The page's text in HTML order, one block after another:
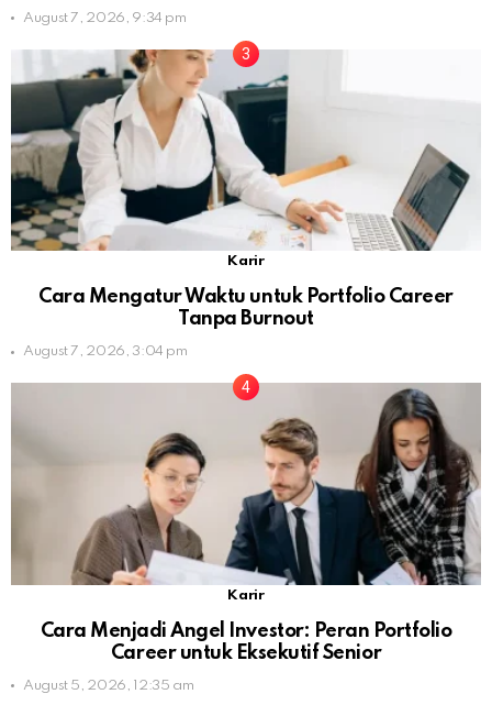
August 7, 2026, 9:34 pm
Karir
Cara Mengatur Waktu untuk Portfolio Career
Tanpa Burnout
August 7, 2026, 3:04 pm
Karir
Cara Menjadi Angel Investor: Peran Portfolio
Career untuk Eksekutif Senior
August 5, 2026, 12:35 am